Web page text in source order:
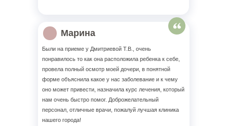
Марина
Были на приеме у Дмитриевой Т.В., очень
понравилось то как она расположила ребенка к себе,
провела полный осмотр моей дочери, в понятной
форме объяснила какое у нас заболевание и к чему
оно может привести, назначила курс лечения, который
нам очень быстро помог. Доброжелательный
персонал, отличные врачи, пожалуй лучшая клиника
нашего города!